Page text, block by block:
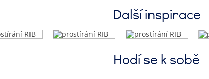
Další inspirace
Hodí se k sobě